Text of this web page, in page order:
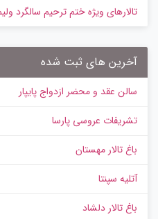
تالارهای ویژه ختم ترحیم سالگرد
آخرین های ثبت شده
سالن عقد و محضر ازدواج پایپار
تشریفات عروسی پارسا
باغ تالار مهستان
آتلیه سپنتا
باغ تالار دلشاد